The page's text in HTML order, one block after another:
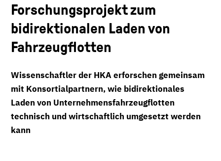
Forschungsprojekt zum
bidirektionalen Laden von
Fahrzeugflotten
Wissenschaftler der HKA erforschen gemeinsam
mit Konsortialpartnern, wie bidirektionales
Laden von Unternehmensfahrzeugflotten
technisch und wirtschaftlich umgesetzt werden
kann